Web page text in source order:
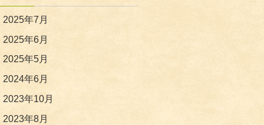
2025年7月
2025年6月
2025年5月
2024年6月
2023年10月
2023年8月